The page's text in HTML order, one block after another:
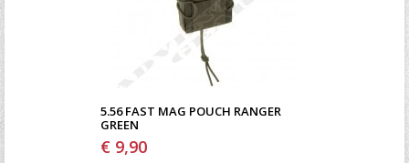
5.56 FAST MAG POUCH RANGER
GREEN
€ 9,90